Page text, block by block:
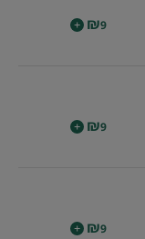
₪9
+
₪9
+
₪9
+